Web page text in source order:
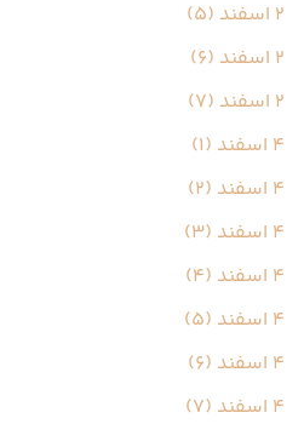
2 اسفند (5)
2 اسفند (6)
2 اسفند (7)
4 اسفند (1)
4 اسفند (2)
4 اسفند (3)
4 اسفند (4)
4 اسفند (5)
4 اسفند (6)
4 اسفند (7)